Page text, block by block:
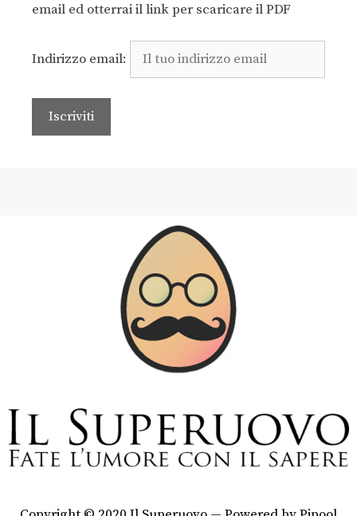
email ed otterrai il link per scaricare il PDF
Indirizzo email: